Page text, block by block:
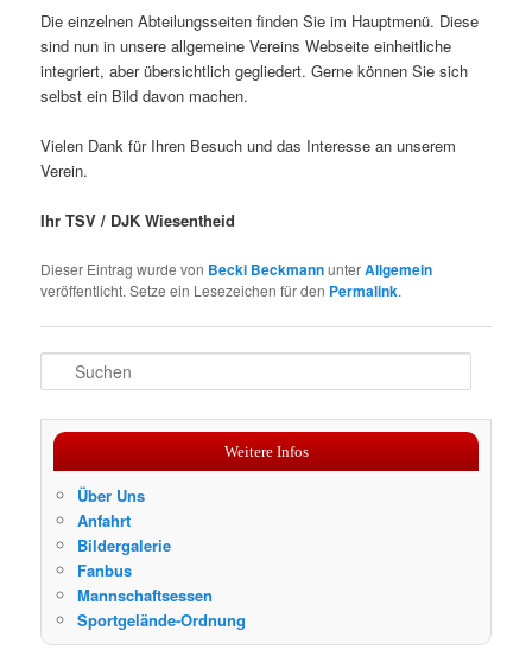
Die einzelnen Abteilungsseiten finden Sie im Hauptmenü. Diese
sind nun in unsere allgemeine Vereins Webseite einheitliche
integriert, aber übersichtlich gegliedert. Gerne können Sie sich
selbst ein Bild davon machen.
Vielen Dank für Ihren Besuch und das Interesse an unserem
Verein.
Ihr TSV / DJK Wiesentheid
Dieser Eintrag wurde von Becki BeckmannunterAllgemein
veröffentlicht. Setze ein Lesezeichen für den Permalink.
u
Weitere Infos
Über Uns
Anfahrt
Bildergalerie
Fanbus
Mannschaftsessen
Sportgelände-Ordnung